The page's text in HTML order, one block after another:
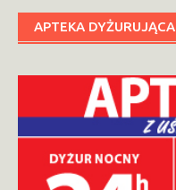
APTEKA DYŻURUJĄCA